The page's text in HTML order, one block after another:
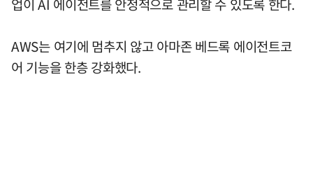
업이 AI 에이전트를 안정적으로 관리할 수 있도록 한다.
AWS는 여기에 멈추지 않고 아마존 베드록 에이전트코
어 기능을 한층 강화했다.